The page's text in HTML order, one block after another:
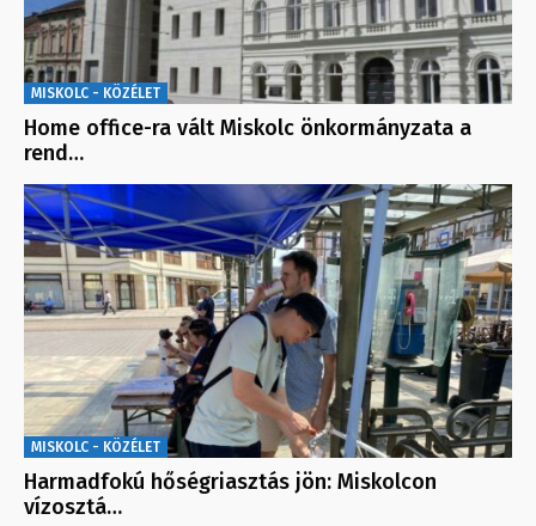
MISKOLC - KÖZÉLET
Home office-ra vált Miskolc önkormányzata a
rend…
MISKOLC - KÖZÉLET
Harmadfokú hőségriasztás jön: Miskolcon
vízosztá…